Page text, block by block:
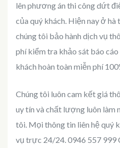
lên phương án thi công dứt
của quý khách. Hiện nay ở
chúng tôi bảo hành dịch vụ
phí kiểm tra khảo sát báo cáo
khách hoàn toàn miễn phí
Chúng tôi luôn cam kết giá
uy tín và chất lượng luôn làm
tôi. Mọi thông tin liên hệ quý
vụ trực 24/24. 0946 557 999